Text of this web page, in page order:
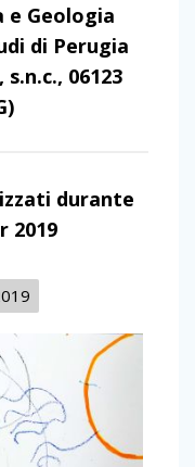
e Geologia
di Perugia
06123
durante
2019